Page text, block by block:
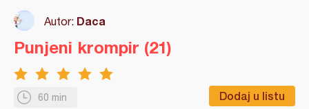
Autor: Daca
60 min Dodaj u listu
Punjeni krompir (21)